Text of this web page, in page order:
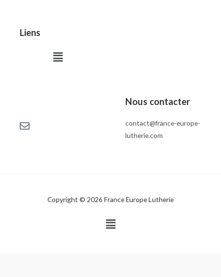
Liens
Menu
Nous contacter
contact@france-europe-
lutherie.com
Copyright © 2026 France Europe Lutherie
Menu